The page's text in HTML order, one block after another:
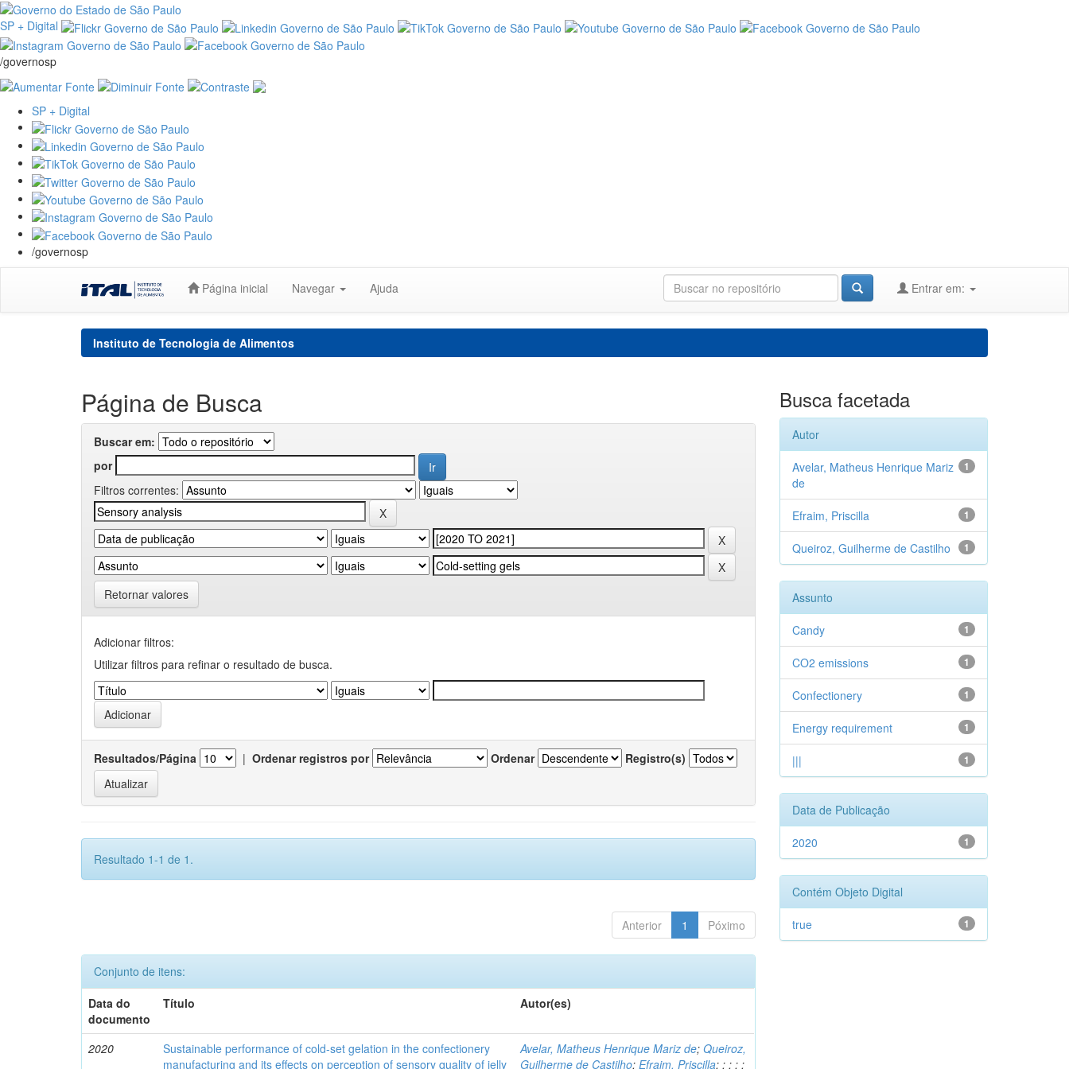
SP + Digital
/governosp
SP + Digital
/governosp
Página inicial Navegar Ajuda Entrar em:
Instituto de Tecnologia de Alimentos
Página de Busca
Buscar em:
por
Filtros correntes:
Retornar valores
Adicionar filtros:
Utilizar filtros para refinar o resultado de busca.
Resultados/Página | Ordenar registros por Ordenar Registro(s)
Resultado 1-1 de 1.
Anterior 1 Póximo
Conjunto de itens:
Data do
documento
Título Autor(es)
2020
Sustainable performance of cold-set gelation in the confectionery
manufacturing and its effects on perception of sensory quality of jelly
Avelar, Matheus Henrique Mariz de;Queiroz,
Guilherme de Castilho;Efraim, Priscilla;;;;;
Busca facetada
Autor
1
Avelar, Matheus Henrique Mariz
de
1
Efraim, Priscilla
1
Queiroz, Guilherme de Castilho
Assunto
1
Candy
1
CO2 emissions
1
Confectionery
1
Energy requirement
1
|||
Data de Publicação
1
2020
Contém Objeto Digital
1
true